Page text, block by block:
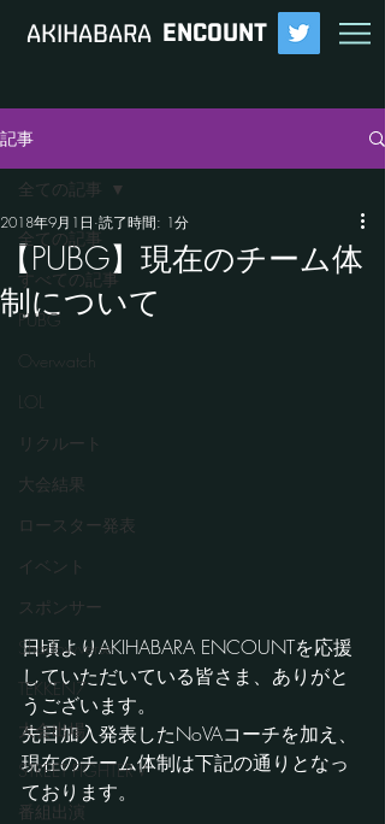
​AKIHABARA ENCOUNT
記事
全ての記事
すべての記事
PUBG
Overwatch
LOL
リクルート
大会結果
ロースター発表
イベント
スポンサー
Shadowverse
TEKKEN7
大会出場
STREET FIGHTER V
番組出演
全ての記事
【PUBG】現在のチーム体
制について
2018年9月1日 読了時間: 1分
日頃よりAKIHABARA ENCOUNTを応援
していただいている皆さま、ありがと
うございます。
先日加入発表したNoVAコーチを加え、
現在のチーム体制は下記の通りとなっ
ております。